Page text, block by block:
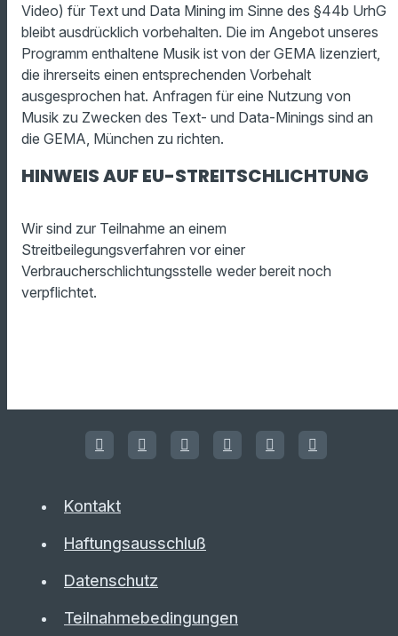
Video) für Text und Data Mining im Sinne des §44b UrhG
bleibt ausdrücklich vorbehalten. Die im Angebot unseres
Programm enthaltene Musik ist von der GEMA lizenziert,
die ihrerseits einen entsprechenden Vorbehalt
ausgesprochen hat. Anfragen für eine Nutzung von
Musik zu Zwecken des Text- und Data-Minings sind an
die GEMA, München zu richten.
HINWEIS AUF EU-STREITSCHLICHTUNG
Wir sind zur Teilnahme an einem
Streitbeilegungsverfahren vor einer
Verbraucherschlichtungsstelle weder bereit noch
verpflichtet.
Kontakt
Haftungsausschluß
Datenschutz
Teilnahmebedingungen